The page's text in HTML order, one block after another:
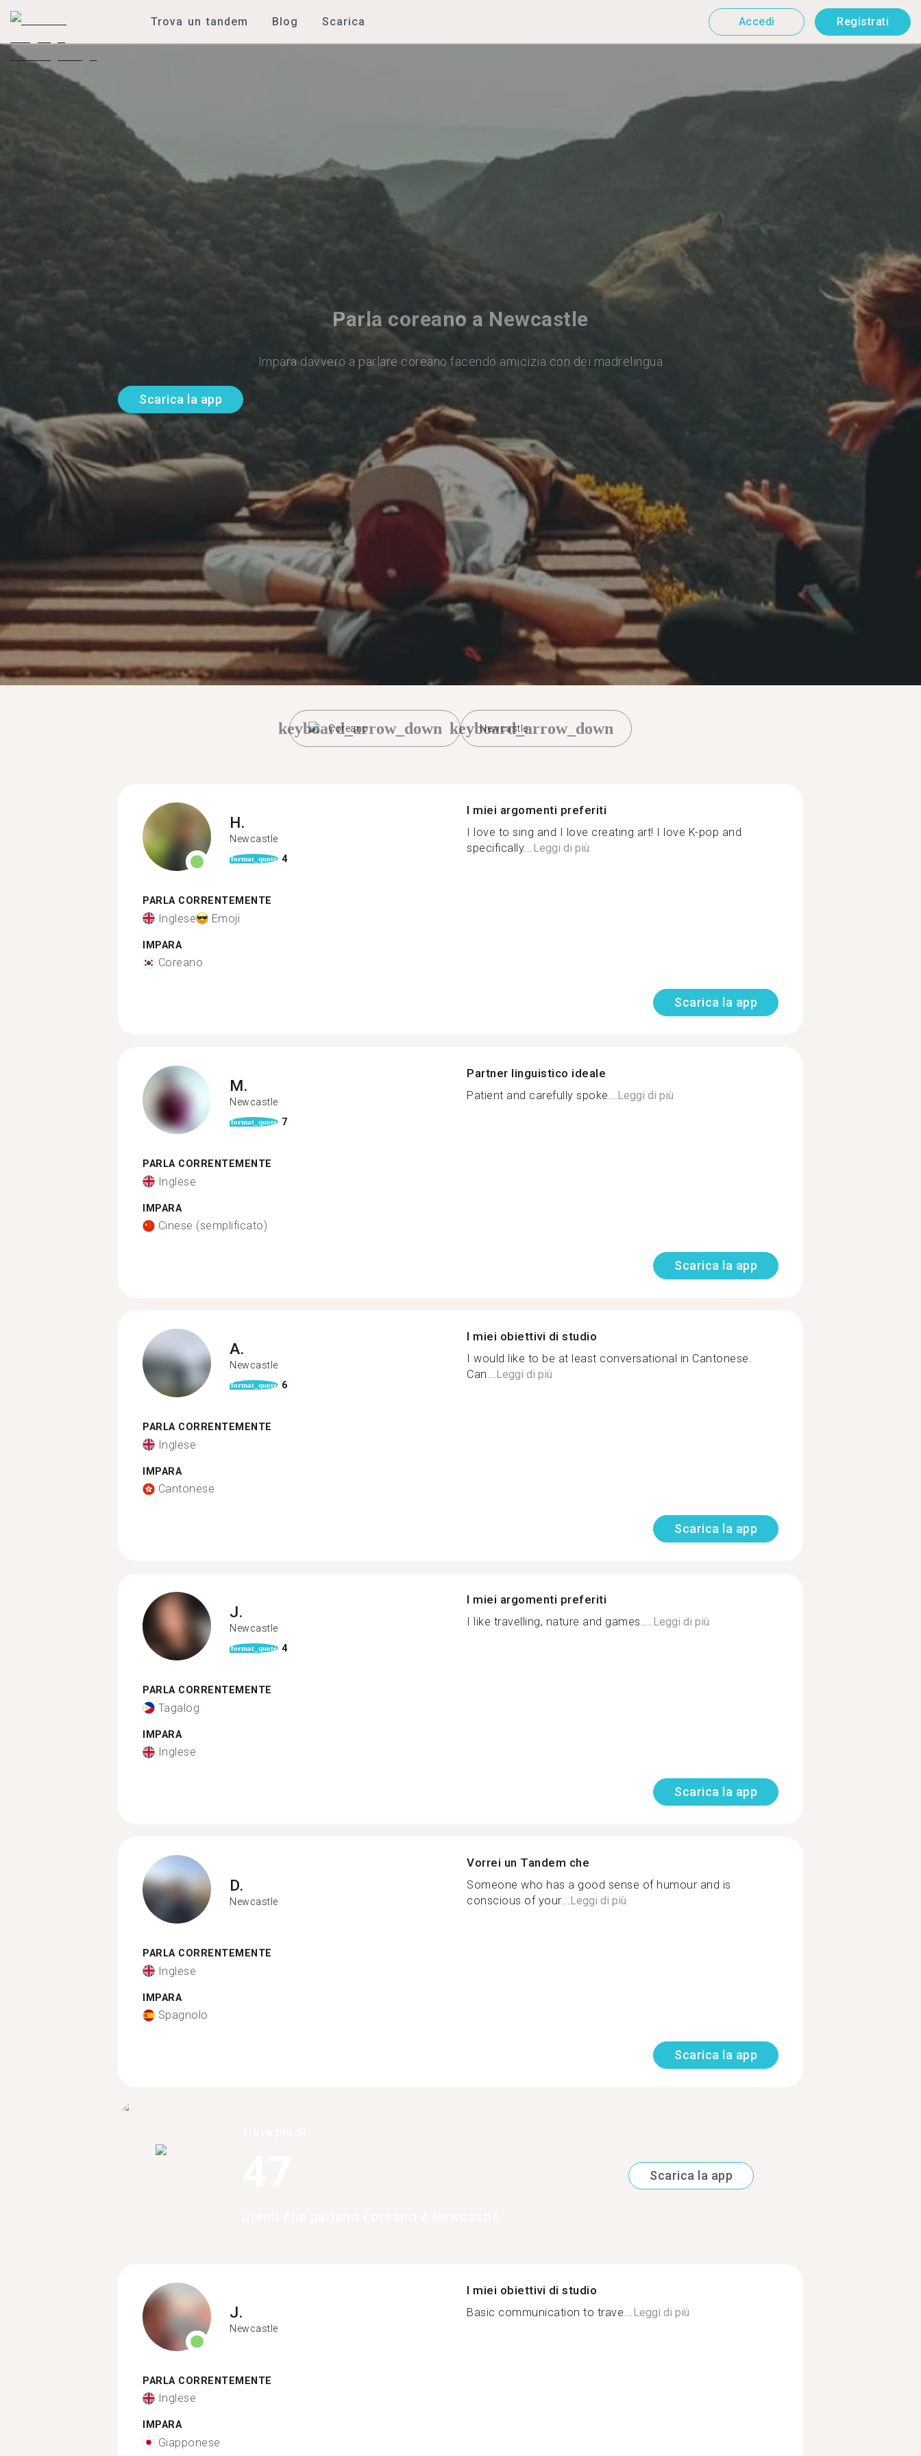
Trova un tandem Blog Scarica Accedi Registrati
Parla coreano a Newcastle
Impara davvero a parlare coreano facendo amicizia con dei madrelingua
Scarica la app
Coreano
keyboard_arrow_down Newcastle
keyboard_arrow_down
H.
Newcastle
format_quote 4
PARLA CORRENTEMENTE
Inglese Emoji
IMPARA
Coreano
I miei argomenti preferiti
I love to sing and I love creating art! I love K-pop and
specifically...Leggi di più
Scarica la app
M.
Newcastle
format_quote 7
PARLA CORRENTEMENTE
Inglese
IMPARA
Cinese (semplificato)
Partner linguistico ideale
Patient and carefully spoke...Leggi di più
Scarica la app
A.
Newcastle
format_quote 6
PARLA CORRENTEMENTE
Inglese
IMPARA
Cantonese
I miei obiettivi di studio
I would like to be at least conversational in Cantonese.
Can...Leggi di più
Scarica la app
J.
Newcastle
format_quote 4
PARLA CORRENTEMENTE
Tagalog
IMPARA
Inglese
I miei argomenti preferiti
I like travelling, nature and games....Leggi di più
Scarica la app
D.
Newcastle
PARLA CORRENTEMENTE
Inglese
IMPARA
Spagnolo
Vorrei un Tandem che
Someone who has a good sense of humour and is
conscious of your...Leggi di più
Scarica la app
Scarica la app
J.
Newcastle
PARLA CORRENTEMENTE
Inglese
IMPARA
Giapponese
I miei obiettivi di studio
Basic communication to trave... Leggi di più